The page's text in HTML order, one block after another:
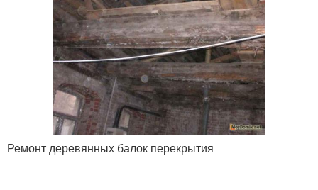
Ремонт деревянных балок перекрытия